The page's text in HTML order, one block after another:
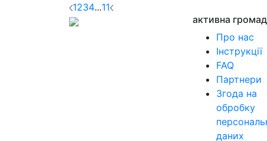
1234...11
активна
Про нас
Інструкції
FAQ
Партнери
Згода на
обробку
даних